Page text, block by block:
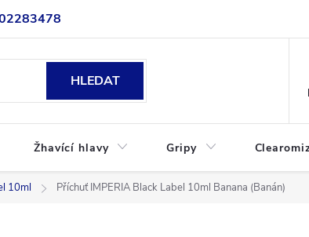
HLEDAT
Žhavící hlavy Gripy
10ml Příchuť IMPERIA Black Label 10ml Banana (Banán)